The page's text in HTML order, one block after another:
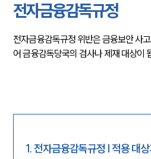
전자금융감독규정
전자금융감독규정 위반은 금융보안 사
어 금융감독당국의 검사나 제재 대상이
1.전자금융감독규정 | 적용 대